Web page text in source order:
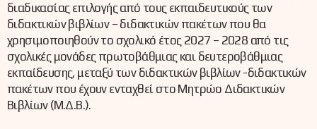
διαδικασίας επιλογής από τους εκπαιδευτικούς των
διδακτικών βιβλίων – διδακτικών πακέτων που θα
χρησιμοποιηθούν το σχολικό έτος 2027 – 2028 από τις
σχολικές μονάδες πρωτοβάθμιας και δευτεροβάθμιας
εκπαίδευσης, μεταξύ των διδακτικών βιβλίων -διδακτικών
πακέτων που έχουν ενταχθεί στο Μητρώο Διδακτικών
Βιβλίων (Μ.Δ.Β.).